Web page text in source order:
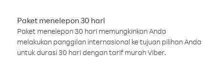
Paket menelepon 30 hari
Paket menelepon 30 hari memungkinkan Anda
melakukan panggilan internasional ke tujuan pilihan Anda
untuk durasi 30 hari dengan tarif murah Viber.